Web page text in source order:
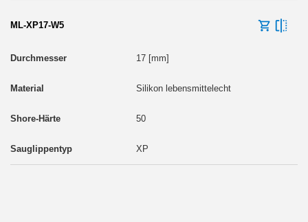
ML-XP17-W5
17 [mm]
Silikon lebensmittelecht
50
XP